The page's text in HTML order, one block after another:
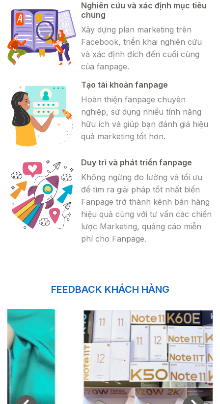
Nghiên cứu và xác định mục tiêu
chung
Xây dựng plan marketing trên
Facebook, triển khai nghiên cứu
và xác định đích đến cuối cùng
của fanpage.
Tạo tài khoản fanpage
Hoàn thiện fanpage chuyên
nghiệp, sử dụng nhiều tính năng
hữu ích và giúp bạn đánh giá hiệu
quả marketing tốt hơn.
Duy trì và phát triển fanpage
Không ngừng đo lường và tối ưu
để tìm ra giải pháp tốt nhất biến
Fanpage trở thành kênh bán hàng
hiệu quả cùng với tư vấn các chiến
lược Marketing, quảng cáo miễn
phí cho Fanpage.
FEEDBACK KHÁCH HÀNG